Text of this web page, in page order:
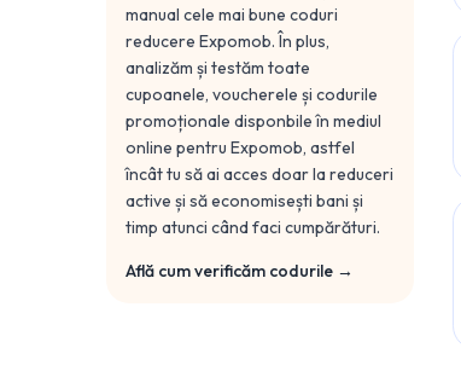
manual cele mai bune coduri
reducere Expomob. În plus,
analizăm și testăm toate
cupoanele, voucherele și codurile
promoționale disponbile în mediul
online pentru Expomob, astfel
încât tu să ai acces doar la reduceri
active și să economisești bani și
timp atunci când faci cumpărături.
Află cum verificăm codurile →